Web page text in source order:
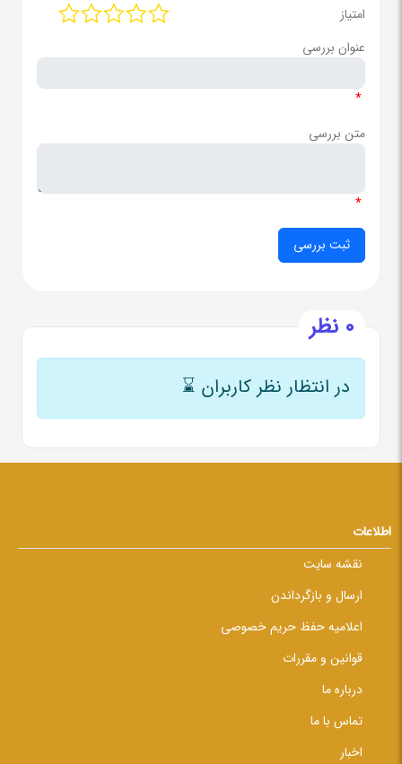
امتیاز
عنوان بررسی
*
متن بررسی
*
0 نظر
در انتظار نظر کاربران ⌛
اطلاعات
نقشه سایت
ارسال و بازگرداندن
اعلامیه حفظ حریم خصوصی
قوانین و مقررات
درباره ما
تماس با ما
اخبار